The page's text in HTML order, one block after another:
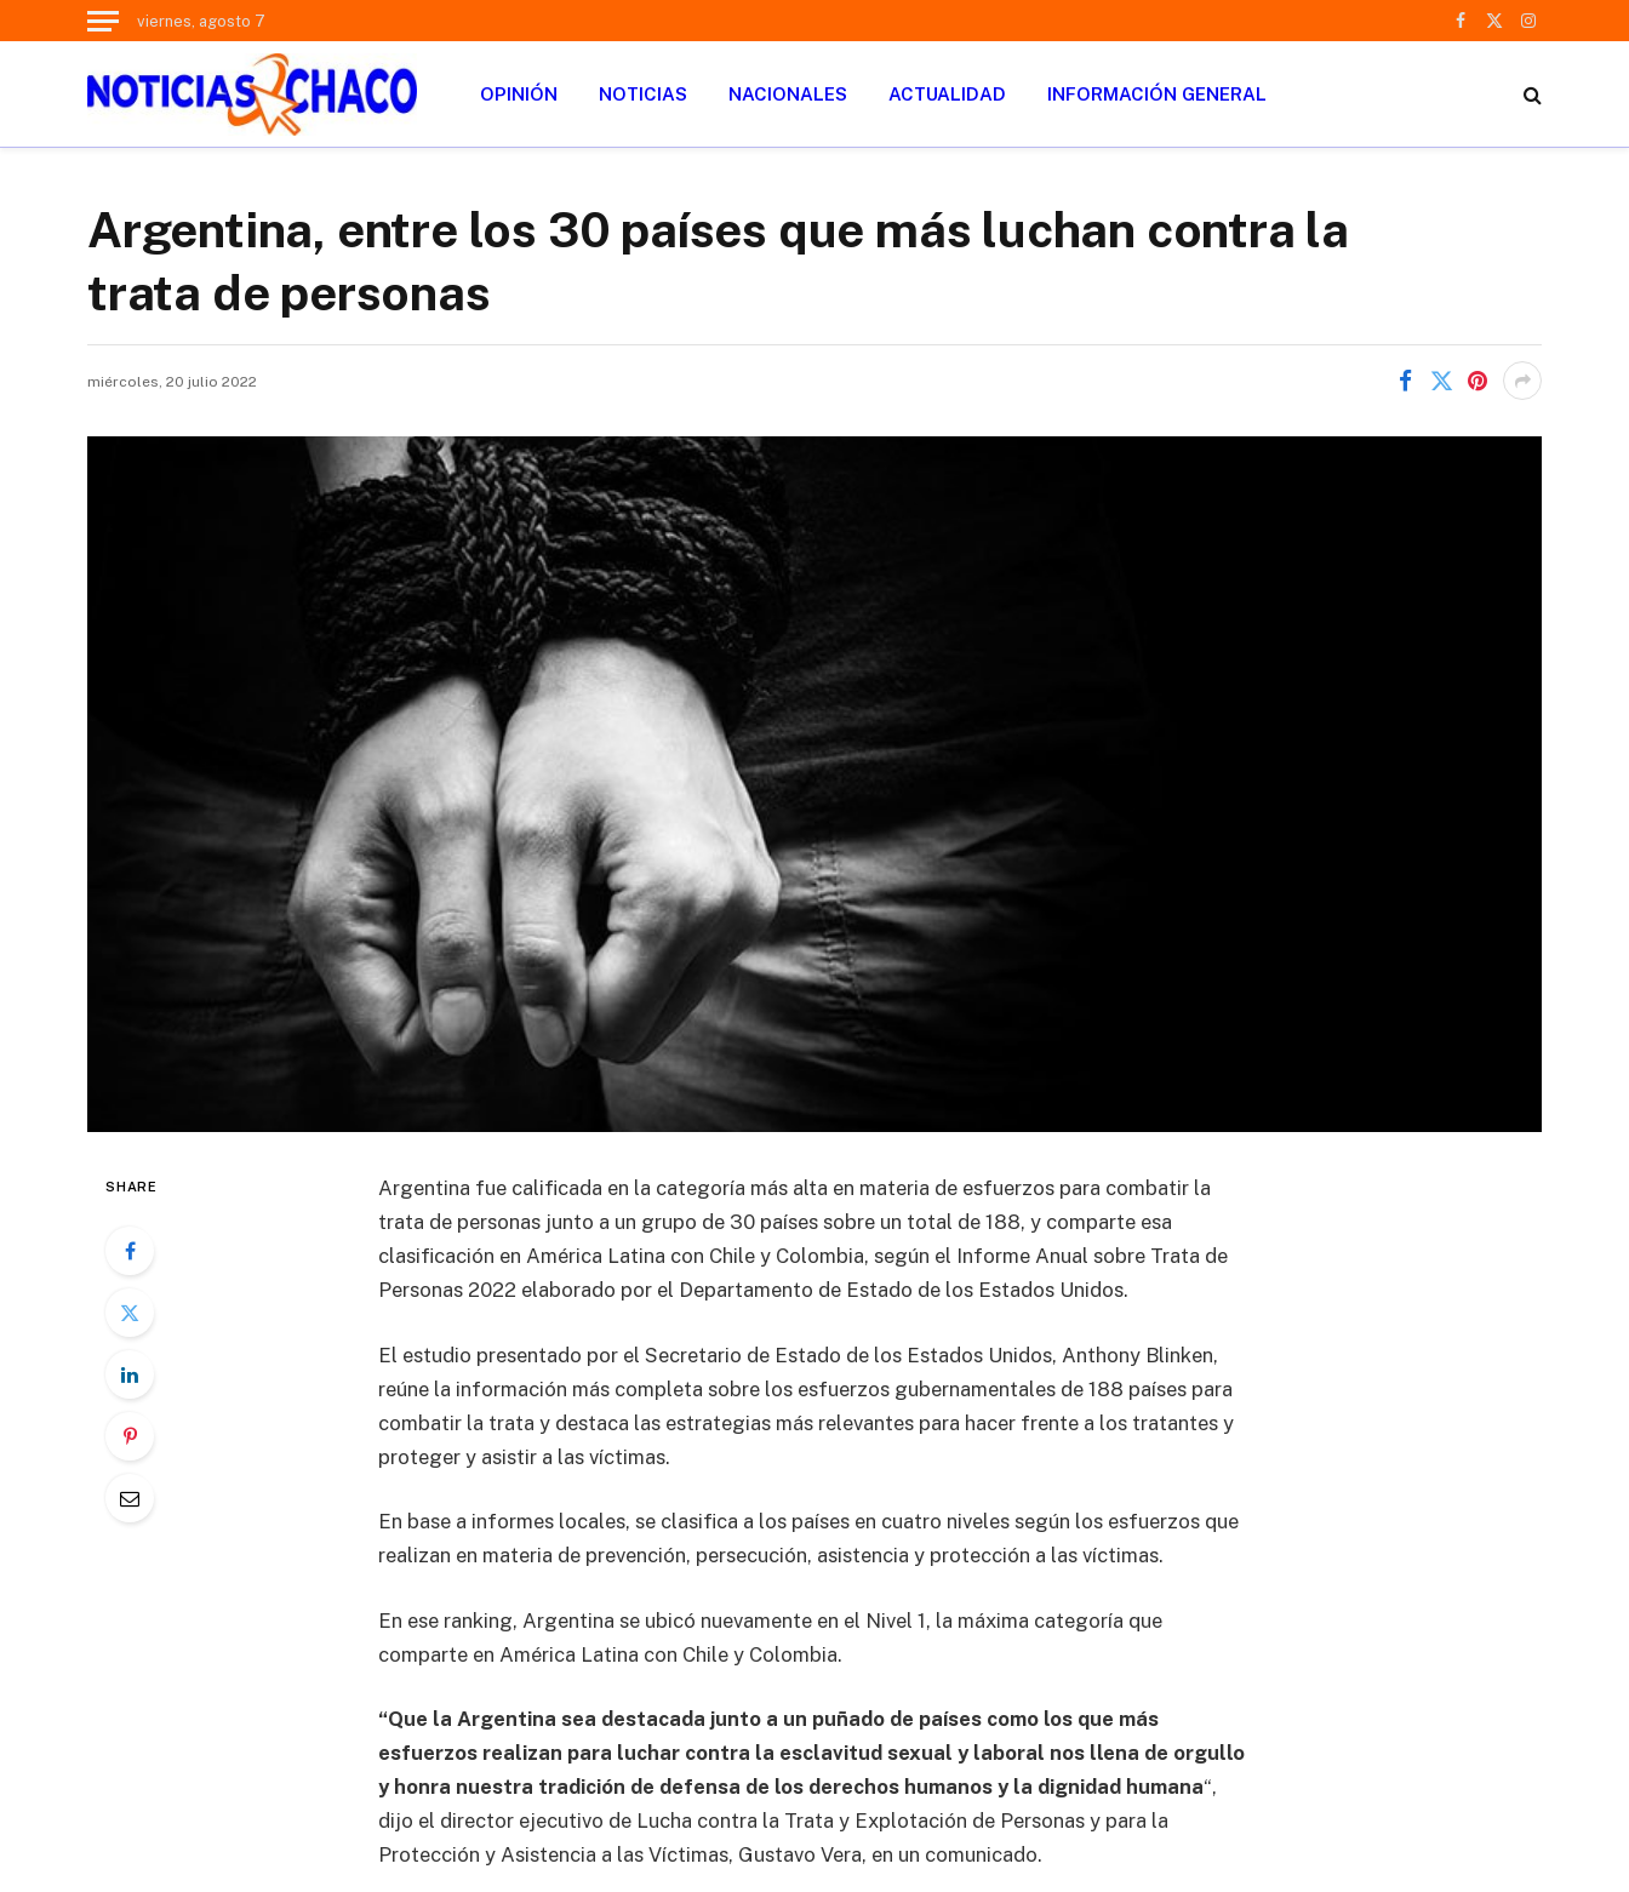
viernes, agosto 7
Facebook
X
Instagram
OPINIÓN NOTICIAS NACIONALES ACTUALIDAD INFORMACIÓN GENERAL
Argentina, entre los 30 países que más luchan contra la
trata de personas
miércoles, 20 julio 2022
SHARE
Argentina fue calificada en la categoría más alta en materia de esfuerzos para combatir la
trata de personas junto a un grupo de 30 países sobre un total de 188, y comparte esa
clasificación en América Latina con Chile y Colombia, según el Informe Anual sobre Trata de
Personas 2022 elaborado por el Departamento de Estado de los Estados Unidos.
El estudio presentado por el Secretario de Estado de los Estados Unidos, Anthony Blinken,
reúne la información más completa sobre los esfuerzos gubernamentales de 188 países para
combatir la trata y destaca las estrategias más relevantes para hacer frente a los tratantes y
proteger y asistir a las víctimas.
En base a informes locales, se clasifica a los países en cuatro niveles según los esfuerzos que
realizan en materia de prevención, persecución, asistencia y protección a las víctimas.
En ese ranking, Argentina se ubicó nuevamente en el Nivel 1, la máxima categoría que
comparte en América Latina con Chile y Colombia.
“Que la Argentina sea destacada junto a un puñado de países como los que más
esfuerzos realizan para luchar contra la esclavitud sexual y laboral nos llena de orgullo
y honra nuestra tradición de defensa de los derechos humanos y la dignidad humana“,
dijo el director ejecutivo de Lucha contra la Trata y Explotación de Personas y para la
Protección y Asistencia a las Víctimas, Gustavo Vera, en un comunicado.